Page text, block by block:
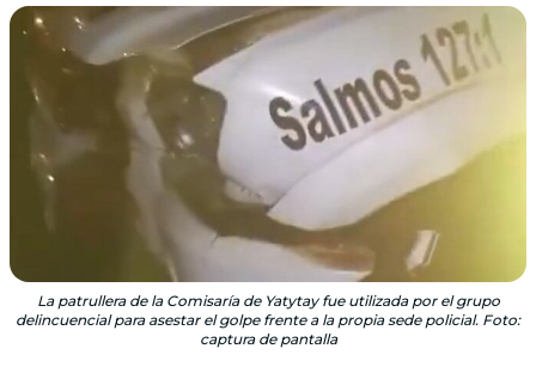
La patrullera de la Comisaría de Yatytay fue utilizada por el grupo
delincuencial para asestar el golpe frente a la propia sede policial. Foto:
captura de pantalla